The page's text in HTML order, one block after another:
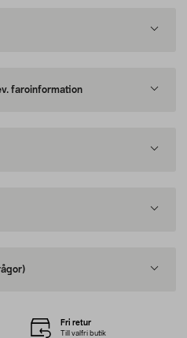
faroinformation
Fri retur
Till valfri butik